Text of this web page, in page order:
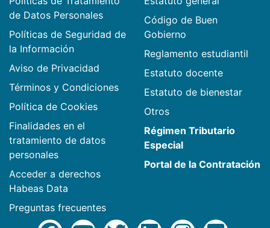
de Datos Personales
Políticas de Seguridad de
la Información
Aviso de Privacidad
Términos y Condiciones
Política de Cookies
Finalidades en el
tratamiento de datos
personales
Acceder a derechos
Habeas Data
Preguntas frecuentes
Código de Buen
Gobierno
Reglamento estudiantil
Estatuto docente
Estatuto de bienestar
Otros
Régimen Tributario
Especial
Portal de la Contratación